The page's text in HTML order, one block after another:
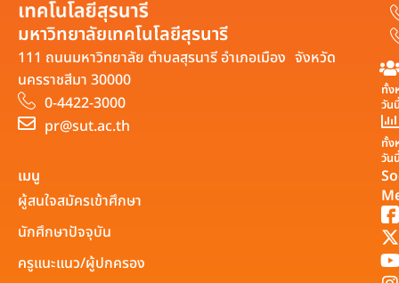
มหาวิทยาลัยเทคโนโลยีสุรนารี
111 ถนนมหาวิทยาลัย ตำบลสุรนารี อำเภอเมือง จังหวัด
นครราชสีมา 30000
0-4422-3000
pr@sut.ac.th
ทั้ง
วัน
ทั้ง
วัน
เมนู
ผู้สนใจสมัครเข้าศึกษา
นักศึกษาปัจจุบัน
ครูแนะแนว/ผู้ปกครอง